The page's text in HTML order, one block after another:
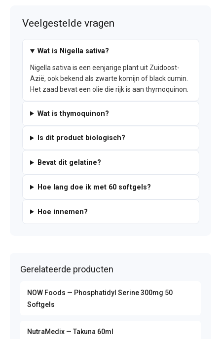
Veelgestelde vragen
Wat is Nigella sativa?
Nigella sativa is een eenjarige plant uit Zuidoost-
Azië, ook bekend als zwarte komijn of black cumin.
Het zaad bevat een olie die rijk is aan thymoquinon.
Wat is thymoquinon?
Is dit product biologisch?
Bevat dit gelatine?
Hoe lang doe ik met 60 softgels?
Hoe innemen?
Gerelateerde producten
NOW Foods — Phosphatidyl Serine 300mg 50
Softgels
NutraMedix — Takuna 60ml